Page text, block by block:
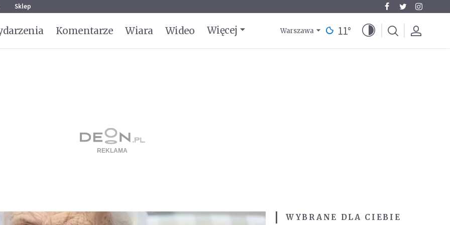
Sklep
Komentarze Wiara Wideo Więcej Warszawa 11°
WYBRANE DLA CIEBIE